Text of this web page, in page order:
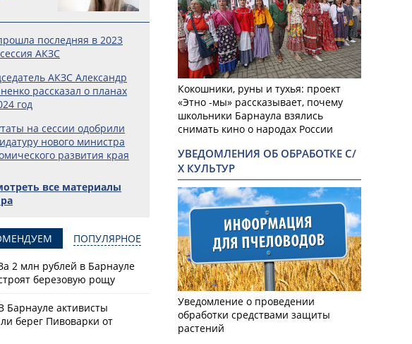
последняя в 2023
АКЗС
АКЗС Александр
рассказал о планах
год
на сессии одобрили
нового министра
развития края
все материалы
ПОПУЛЯРНОЕ
2 млн рублей в Барнауле
березовую рощу
Барнауле активисты
берег Пивоварки от
Кокошники, руны и тухья: проект
«Этно -мы» рассказывает, почему
школьники Барнаула взялись
снимать кино о народах России
УВЕДОМЛЕНИЯ ОБ ОБРАБОТКЕ С/
Х КУЛЬТУР
Уведомление о проведении
обработки средствами защиты
растений